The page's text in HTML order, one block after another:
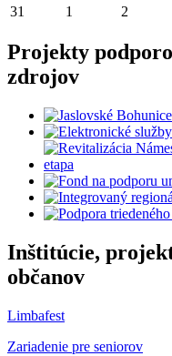
31
1 2
Projekty
zdrojov
Inštitúcie,
občanov
Limbafest
Zariadenie pre seniorov